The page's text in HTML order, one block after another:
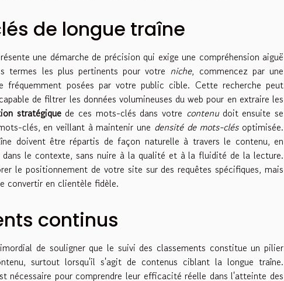
de longue traîne
une démarche de précision qui exige une compréhension aiguë
termes les plus pertinents pour votre niche, commencez par une
fréquemment posées par votre public cible. Cette recherche peut
de filtrer les données volumineuses du web pour en extraire les
stratégiquede ces mots-clés dans votre contenudoit ensuite se
clés, en veillant à maintenir une densité de mots-clésoptimisée.
doivent être répartis de façon naturelle à travers le contenu, en
le contexte, sans nuire à la qualité et à la fluidité de la lecture.
le positionnement de votre site sur des requêtes spécifiques, mais
convertir en clientèle fidèle.
continus
de souligner que le suivi des classements constitue un pilier
surtout lorsqu'il s'agit de contenus ciblant la longue traîne.
nécessaire pour comprendre leur efficacité réelle dans l'atteinte des